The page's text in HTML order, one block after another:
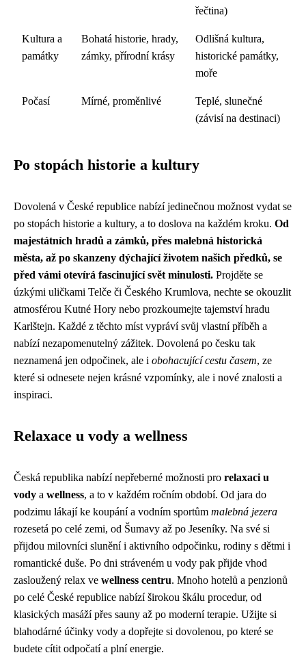
řečtina)
Kultura a
památky
Bohatá historie, hrady,
zámky, přírodní krásy
Odlišná kultura,
historické památky,
moře
Počasí Mírné, proměnlivé
Teplé, slunečné
(závisí na destinaci)
Po stopách historie a kultury
Dovolená v České republice nabízí jedinečnou možnost vydat se
po stopách historie a kultury, a to doslova na každém kroku. Od
majestátních hradů a zámků, přes malebná historická
města, až po skanzeny dýchající životem našich předků, se
před vámi otevírá fascinující svět minulosti. Projděte se
úzkými uličkami Telče či Českého Krumlova, nechte se okouzlit
atmosférou Kutné Hory nebo prozkoumejte tajemství hradu
Karlštejn. Každé z těchto míst vypráví svůj vlastní příběh a
nabízí nezapomenutelný zážitek. Dovolená po česku tak
neznamená jen odpočinek, ale i obohacující cestu časem, ze
které si odnesete nejen krásné vzpomínky, ale i nové znalosti a
inspiraci.
Relaxace u vody a wellness
Česká republika nabízí nepřeberné možnosti pro relaxaci u
vody a wellness, a to v každém ročním období. Od jara do
podzimu lákají ke koupání a vodním sportům malebná jezera
rozesetá po celé zemi, od Šumavy až po Jeseníky. Na své si
přijdou milovníci slunění i aktivního odpočinku, rodiny s dětmi i
romantické duše. Po dni stráveném u vody pak přijde vhod
zasloužený relax ve wellness centru. Mnoho hotelů a penzionů
po celé České republice nabízí širokou škálu procedur, od
klasických masáží přes sauny až po moderní terapie. Užijte si
blahodárné účinky vody a dopřejte si dovolenou, po které se
budete cítit odpočatí a plní energie.